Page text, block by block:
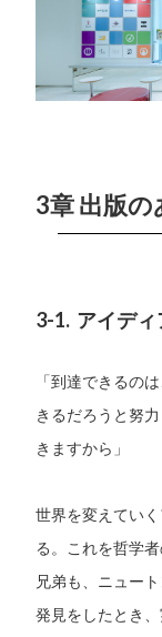
3章 出版
3-1. アイデ
「到達できるの
きるだろうと努
きますから」
世界を変えてい
る。これを哲学
兄弟も、ニュー
発見をしたとき